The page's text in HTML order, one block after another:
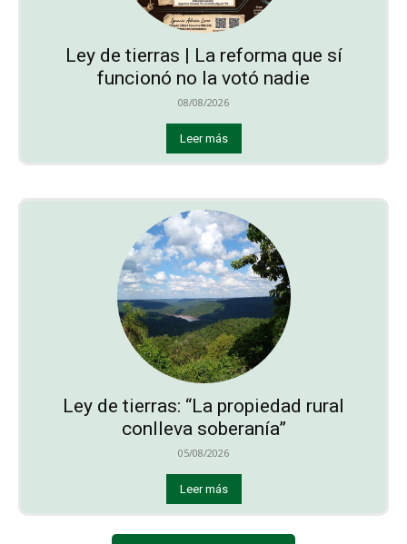
Ley de tierras | La reforma que sí
funcionó no la votó nadie
08/08/2026
Leer más
Ley de tierras: “La propiedad rural
conlleva soberanía”
05/08/2026
Leer más